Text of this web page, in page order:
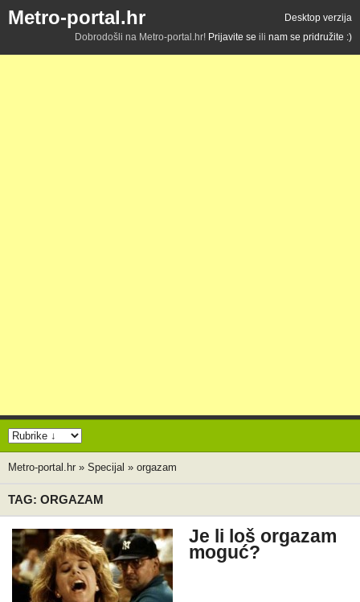
Metro-portal.hr
Desktop verzija
Dobrodošli na Metro-portal.hr! Prijavite se ili nam se pridružite :)
Metro-portal.hr » Specijal » orgazam
TAG: ORGAZAM
Je li loš orgazam
moguć?